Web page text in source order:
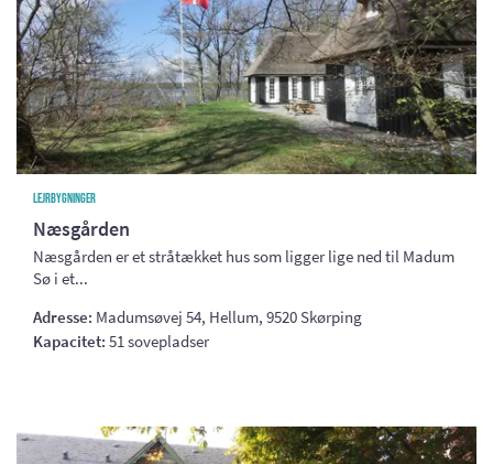
Lejrbygninger
Næsgården
Næsgården er et stråtækket hus som ligger lige ned til Madum
Sø i et...
Adresse: Madumsøvej 54, Hellum, 9520 Skørping
Kapacitet: 51 sovepladser